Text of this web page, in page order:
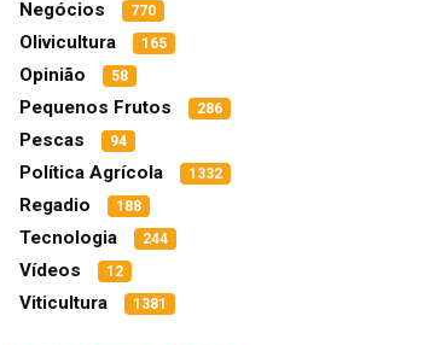
Negócios 770
Olivicultura 165
Opinião 58
Pequenos Frutos 286
Pescas 94
Política Agrícola 1332
Regadio 188
Tecnologia 244
Vídeos 12
Viticultura 1381